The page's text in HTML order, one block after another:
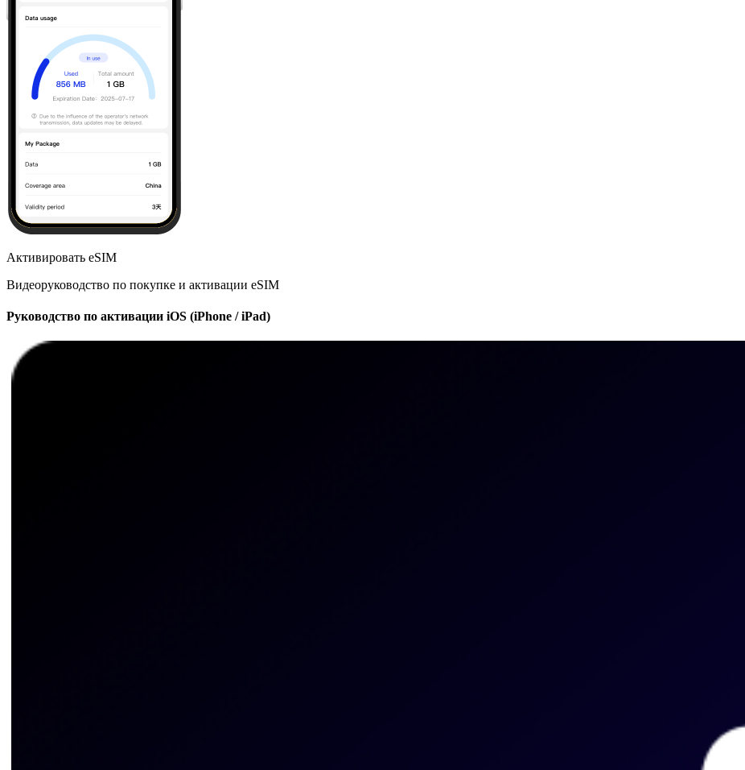
Активировать eSIM
Видеоруководство по покупке и активации eSIM
Руководство по активации iOS (iPhone / iPad)